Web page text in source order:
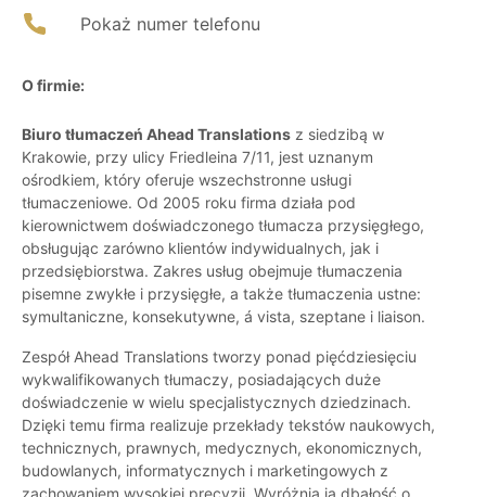
Pokaż numer telefonu
O firmie:
Biuro tłumaczeń Ahead Translations z siedzibą w
Krakowie, przy ulicy Friedleina 7/11, jest uznanym
ośrodkiem, który oferuje wszechstronne usługi
tłumaczeniowe. Od 2005 roku firma działa pod
kierownictwem doświadczonego tłumacza przysięgłego,
obsługując zarówno klientów indywidualnych, jak i
przedsiębiorstwa. Zakres usług obejmuje tłumaczenia
pisemne zwykłe i przysięgłe, a także tłumaczenia ustne:
symultaniczne, konsekutywne, á vista, szeptane i liaison.
Zespół Ahead Translations tworzy ponad pięćdziesięciu
wykwalifikowanych tłumaczy, posiadających duże
doświadczenie w wielu specjalistycznych dziedzinach.
Dzięki temu firma realizuje przekłady tekstów naukowych,
technicznych, prawnych, medycznych, ekonomicznych,
budowlanych, informatycznych i marketingowych z
zachowaniem wysokiej precyzji. Wyróżnia ją dbałość o